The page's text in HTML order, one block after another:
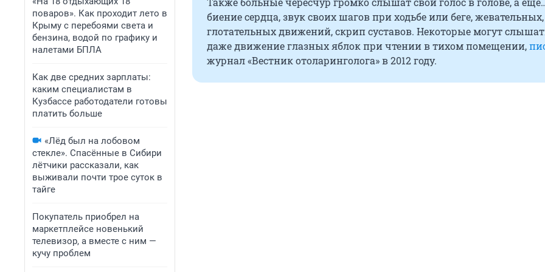
поваров». Как проходит лето в
Крыму с перебоями света и
бензина, водой по графику и
налетами БПЛА
Как две средних зарплаты:
каким специалистам в
Кузбассе работодатели готовы
платить больше
«Лёд был на лобовом
стекле». Спасённые в Сибири
лётчики рассказали, как
выживали почти трое суток в
тайге
Покупатель приобрел на
маркетплейсе новенький
телевизор, а вместе с ним —
кучу проблем
биение сердца, звук своих шагов при ходьбе или беге, жевательных,
глотательных движений, скрип суставов. Некоторые могут
даже движение глазных яблок при чтении в тихом помещении,
журнал «Вестник отоларинголога» в 2012 году.